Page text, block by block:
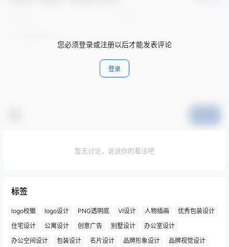
您必须登录或注册以后才能发表评论
登录
暂无讨论，说说你的看法吧
标签
logo校徽 logo设计 PNG透明底 VI设计 人物插画
优秀包装设计
住宅设计
公寓设计 创意广告 别墅设计
办公室设计
办公空间设计
包装设计 名片设计 品牌形象设计 品牌视觉设计